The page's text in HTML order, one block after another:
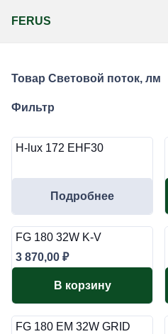
FERUS
Товар Световой поток, лм
Фильтр
H-lux 172 EHF30
Подробнее
FG 180 32W K-V
3 870,00 ₽
В корзину
FG 180 EM 32W GRID